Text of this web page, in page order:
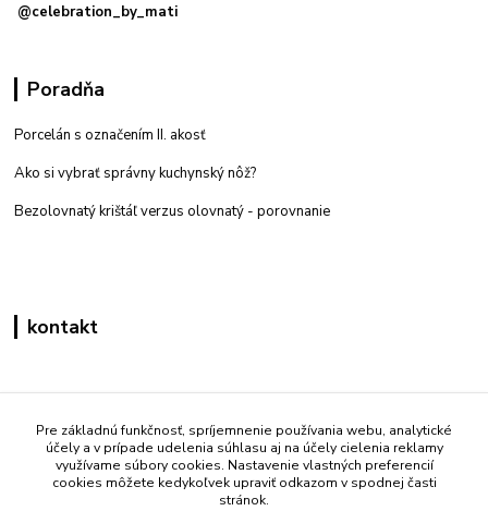
@celebration_by_mati
Poradňa
Porcelán s označením II. akosť
Ako si vybrať správny kuchynský nôž?
Bezolovnatý krištáľ verzus olovnatý - porovnanie
kontakt
+421 908 861 051
(Po - Pia 7:30-15:30)
info@mati.sk
Pre základnú funkčnosť, spríjemnenie používania webu, analytické
účely a v prípade udelenia súhlasu aj na účely cielenia reklamy
využívame súbory cookies. Nastavenie vlastných preferencií
cookies môžete kedykoľvek upraviť odkazom v spodnej časti
stránok.